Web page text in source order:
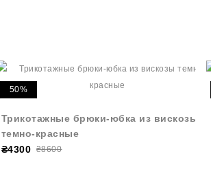
50%
Трикотажные брюки-юбка из вискозы
темно-красные
₴4300 ₴8600